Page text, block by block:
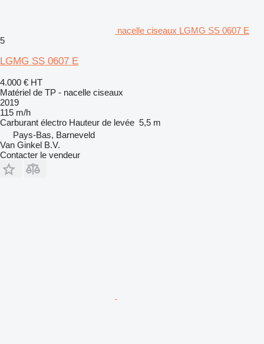
nacelle ciseaux LGMG SS 0607 E
5
LGMG SS 0607 E
4.000 € HT
Matériel de TP - nacelle ciseaux
2019
115 m/h
Carburant électro Hauteur de levée 5,5 m
Pays-Bas, Barneveld
Van Ginkel B.V.
Contacter le vendeur